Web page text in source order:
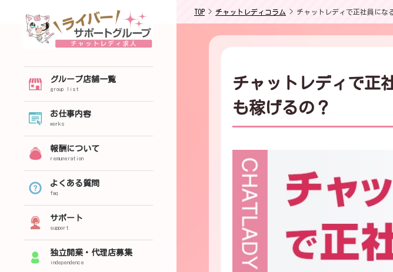
グループ店舗一覧
group list
お仕事内容
works
報酬について
remuneration
よくある質問
faq
サポート
support
独立開業・代理店募集
independence
TOP > チャットレディコラム > チャットレディで正社員にな
チャットレディで正
も稼げるの？